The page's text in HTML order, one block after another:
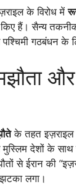
के विरोध में
हैं। सैन्य
गठबंधन के
और
के तहत इज़राइल
देशों के
से ईरान की
लगा।